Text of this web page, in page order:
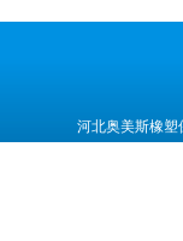
河北奥美斯橡塑